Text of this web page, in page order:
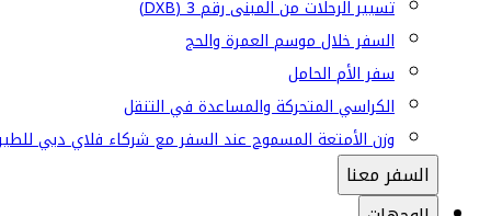
تسيير الرحلات من المبنى رقم 3 (DXB)
السفر خلال موسم العمرة والحج
سفر الأم الحامل
الكراسي المتحركة والمساعدة في التنقل
وزن الأمتعة المسموح عند السفر مع شركاء فلاي دبي
السفر معنا